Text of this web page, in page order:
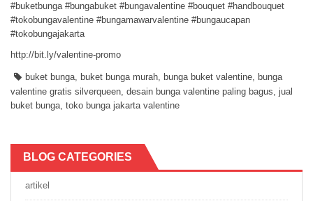
#buketbunga ‪#‎bungabuket‬ ‪#‎bungavalentine‬ ‪#‎bouquet‬ ‪#‎handbouquet‬
‪#‎tokobungavalentine‬ ‪#‎bungamawarvalentine‬ ‪#‎bungaucapan‬
‪#‎tokobungajakarta‬
http://bit.ly/valentine-promo
buket bunga, buket bunga murah, bunga buket valentine, bunga
valentine gratis silverqueen, desain bunga valentine paling bagus, jual
buket bunga, toko bunga jakarta valentine
BLOG CATEGORIES
artikel